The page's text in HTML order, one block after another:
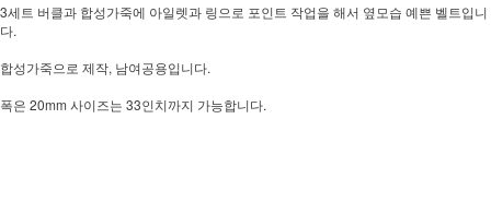
3세트 버클과 합성가죽에 아일렛과 링으로 포인트 작업을 해서 옆모습 예쁜 벨트입니
다.
합성가죽으로 제작, 남여공용입니다.
폭은 20mm 사이즈는 33인치까지 가능합니다.